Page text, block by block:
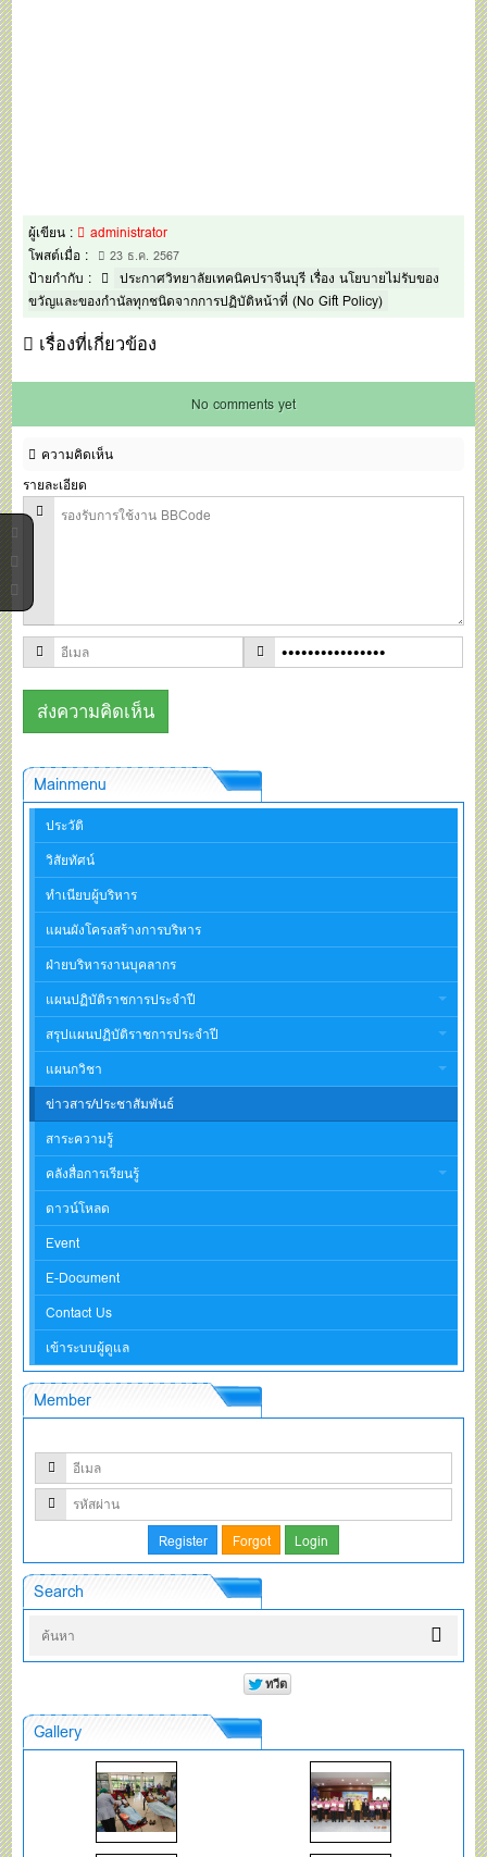
ผู้เขียน :
administrator
โพสต์เมื่อ :
23 ธ.ค. 2567
ป้ายกำกับ :
ประกาศวิทยาลัยเทคนิคปราจีนบุรี เรื่อง นโยบายไม่รับของ
ขวัญและของกำนัลทุกชนิดจากการปฏิบัติหน้าที่ (No Gift Policy)
เรื่องที่เกี่ยวข้อง
No comments yet
ความคิดเห็น
รายละเอียด
Mainmenu
ประวัติ
วิสัยทัศน์
ทำเนียบผู้บริหาร
แผนผังโครงสร้างการบริหาร
ฝ่ายบริหารงานบุคลากร
แผนปฏิบัติราชการประจำปี
สรุปแผนปฏิบัติราชการประจำปี
แผนกวิชา
ข่าวสาร/ประชาสัมพันธ์
สาระความรู้
คลังสื่อการเรียนรู้
ดาวน์โหลด
Event
E-Document
Contact Us
เข้าระบบผู้ดูแล
Member
Search
Gallery